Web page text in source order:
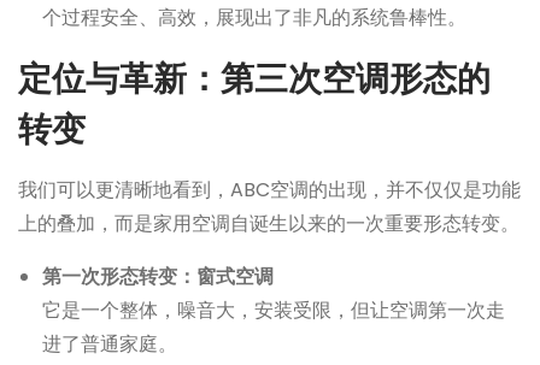
个过程安全、高效，展现出了非凡的系统鲁棒性。
定位与革新：第三次空调形态的
转变
我们可以更清晰地看到，ABC空调的出现，并不仅仅是功能
上的叠加，而是家用空调自诞生以来的一次重要形态转变。
第一次形态转变：窗式空调
它是一个整体，噪音大，安装受限，但让空调第一次走
进了普通家庭。